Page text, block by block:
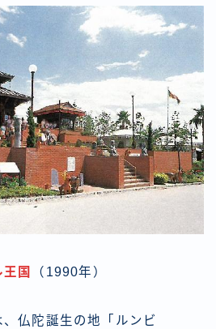
国 （1990年）
仏陀誕生の地「ルンビ